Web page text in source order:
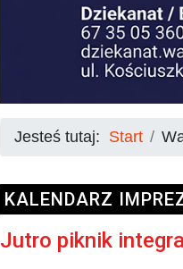
Jesteś tutaj: Start
KALENDARZ
Jutro piknik